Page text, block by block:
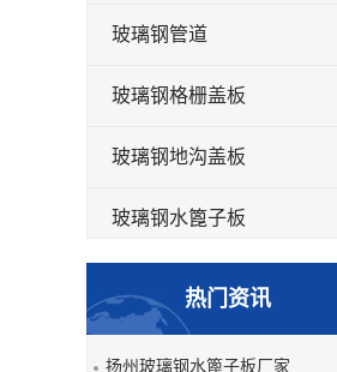
玻璃钢管道
玻璃钢格栅盖板
玻璃钢地沟盖板
玻璃钢水篦子板
玻璃钢平板
热门资讯
扬州玻璃钢水篦子板厂家